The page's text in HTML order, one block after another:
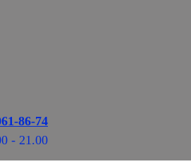
86-74
- 21.00